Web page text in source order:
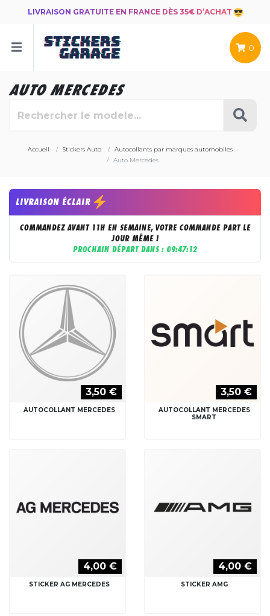
LIVRAISON GRATUITE EN FRANCE DÈS 35€ D’ACHAT
0
AUTO MERCEDES
Accueil Stickers Auto
Autocollants par marques automobiles
Auto Mercedes
LIVRAISON ÉCLAIR
COMMANDEZ AVANT 11H EN SEMAINE, VOTRE COMMANDE PART LE
JOUR MÊME !
PROCHAIN DÉPART DANS : 09:47:11
3,50 €
AUTOCOLLANT MERCEDES
3,50 €
AUTOCOLLANT MERCEDES
SMART
4,00 €
STICKER AG MERCEDES
4,00 €
STICKER AMG